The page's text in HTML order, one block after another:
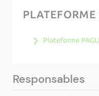
Plateforme
Responsables